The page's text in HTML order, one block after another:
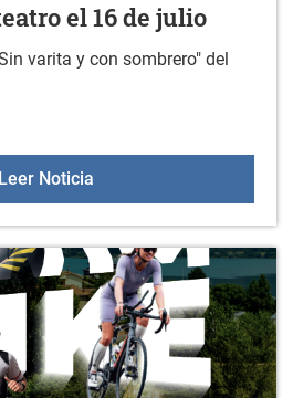
el 16 de julio
varita y con sombrero" del
Leer NoticiaActuación de teatro el